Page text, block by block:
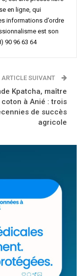
en ligne, qui
informations d’ordre
est son
90 96 63 64
ARTICLE SUIVANT
Kpatcha, maître
coton à Anié : trois
de succès
agricole